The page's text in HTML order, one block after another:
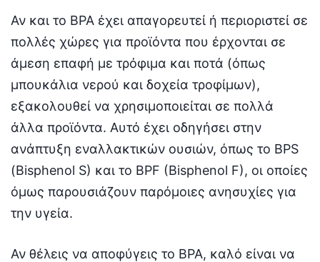
Αν και το BPA έχει απαγορευτεί ή περιοριστεί σε
πολλές χώρες για προϊόντα που έρχονται σε
άμεση επαφή με τρόφιμα και ποτά (όπως
μπουκάλια νερού και δοχεία τροφίμων),
εξακολουθεί να χρησιμοποιείται σε πολλά
άλλα προϊόντα. Αυτό έχει οδηγήσει στην
ανάπτυξη εναλλακτικών ουσιών, όπως το BPS
(Bisphenol S) και το BPF (Bisphenol F), οι οποίες
όμως παρουσιάζουν παρόμοιες ανησυχίες για
την υγεία.
Αν θέλεις να αποφύγεις το BPA, καλό είναι να